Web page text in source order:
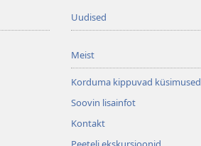
Uudised
Meist
Korduma kippuvad küsimused
Soovin lisainfot
Kontakt